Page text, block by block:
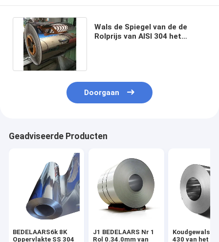
Wals de Spiegel van de de
Rolprijs van AISI 304 het
Doorgaan
Geadviseerde Producten
BEDELAARS6k 8K
Oppervlakte SS 304
J1 BEDELAARS Nr 1
Rol 0.34.0mm van
Koudgewalste
430 van het